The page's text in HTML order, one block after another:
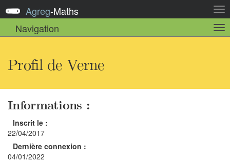
la
Agreg-Maths
Navigation
la
Profil de Verne
Informations :
Inscrit le :
22/04/2017
Dernière connexion :
04/01/2022